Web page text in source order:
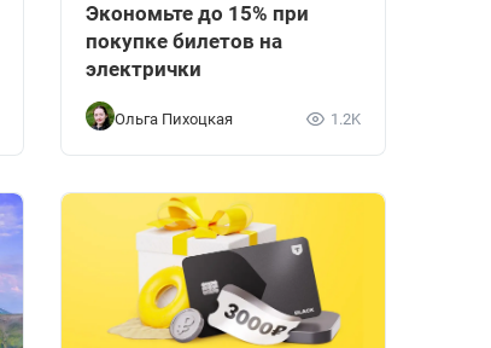
Экономьте до 15% при
покупке билетов на
электрички
Ольга Пихоцкая 1.2K